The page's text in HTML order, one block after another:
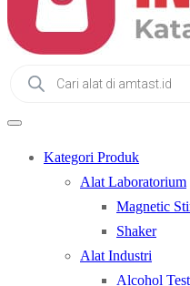
search
Kategori Produk
Alat Laboratorium
Magnetic
Shaker
Alat Industri
Alcohol